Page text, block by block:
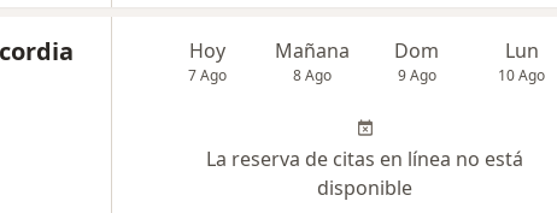
Hoy
7 Ago
Mañana
8 Ago
Dom
9 Ago
Lun
10 Ago
La reserva de citas en línea no está
disponible